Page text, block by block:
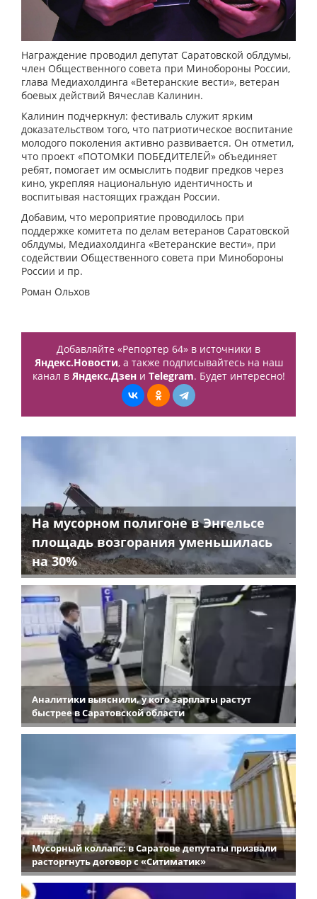
Награждение проводил депутат Саратовской облдумы,
член Общественного совета при Минобороны России,
глава Медиахолдинга «Ветеранские вести», ветеран
боевых действий Вячеслав Калинин.
Калинин подчеркнул: фестиваль служит ярким
доказательством того, что патриотическое воспитание
молодого поколения активно развивается. Он отметил,
что проект «ПОТОМКИ ПОБЕДИТЕЛЕЙ» объединяет
ребят, помогает им осмыслить подвиг предков через
кино, укрепляя национальную идентичность и
воспитывая настоящих граждан России.
Добавим, что мероприятие проводилось при
поддержке комитета по делам ветеранов Саратовской
облдумы, Медиахолдинга «Ветеранские вести», при
содействии Общественного совета при Минобороны
России и пр.
Роман Ольхов
Добавляйте «Репортер 64» в источники в
Яндекс.Новости, а также подписывайтесь на наш
канал в Яндекс.Дзени Telegram. Будет интересно!
На мусорном полигоне в Энгельсе
площадь возгорания уменьшилась
на 30%
Аналитики выяснили, у кого зарплаты растут
быстрее в Саратовской области
Мусорный коллапс: в Саратове депутаты призвали
расторгнуть договор с «Ситиматик»